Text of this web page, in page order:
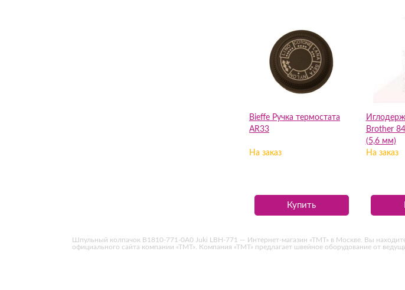
Bieffe Ручка термостата
AR33
На заказ
Купить
Brother
(5,6 мм)
На заказ
Шпульный колпачок B1810-771-0A0 Juki LBH-771 — Интернет-магазин «ТМТ» в Москве. Вы
официального сайта компании «ТМТ». Компания «ТМТ» предлагает швейное оборудование от